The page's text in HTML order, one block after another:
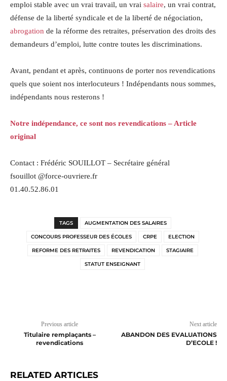
emploi stable avec un vrai travail, un vrai salaire, un vrai contrat,
défense de la liberté syndicale et de la liberté de négociation,
abrogation de la réforme des retraites, préservation des droits des
demandeurs d’emploi, lutte contre toutes les discriminations.
Avant, pendant et après, continuons de porter nos revendications
quels que soient nos interlocuteurs ! Indépendants nous sommes,
indépendants nous resterons !
Notre indépendance, ce sont nos revendications – Article
original
Contact : Frédéric SOUILLOT – Secrétaire général
fsouillot @force-ouvriere.fr
01.40.52.86.01
TAGS AUGMENTATION DES SALAIRES
CONCOURS PROFESSEUR DES ÉCOLES CRPE ELECTION
REFORME DES RETRAITES REVENDICATION STAGIAIRE
STATUT ENSEIGNANT
Previous article
Titulaire remplaçants –
revendications
Next article
ABANDON DES EVALUATIONS
D’ECOLE !
RELATED ARTICLES